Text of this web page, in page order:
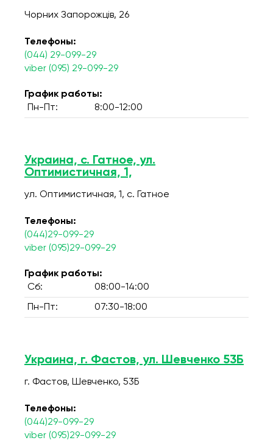
Чорних Запорожців, 26
Телефоны:
(044) 29-099-29
viber (095) 29-099-29
График работы:
Пн-Пт:
8:00-12:00
Украина, с. Гатное, ул.
Оптимистичная, 1,
ул. Оптимистичная, 1, c. Гатное
Телефоны:
(044)29-099-29
viber (095)29-099-29
График работы:
Сб:
08:00-14:00
Пн-Пт: 07:30-18:00
Украина, г. Фастов, ул. Шевченко 53Б
г. Фастов, Шевченко, 53Б
Телефоны:
(044)29-099-29
viber (095)29-099-29